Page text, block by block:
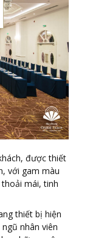
được thiết
với gam màu
mái, tinh
thiết bị hiện
nhân viên